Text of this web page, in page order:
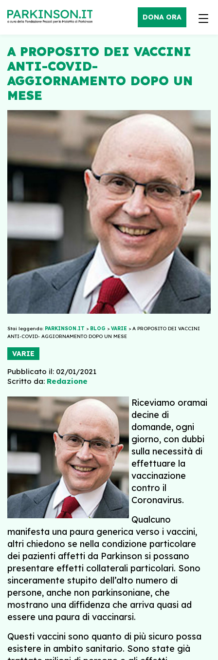
DONA ORA
A PROPOSITO DEI VACCINI
ANTI-COVID-
AGGIORNAMENTO DOPO UN
MESE
Stai leggendo: PARKINSON.IT > BLOG > VARIE > A PROPOSITO DEI VACCINI
ANTI-COVID- AGGIORNAMENTO DOPO UN MESE
VARIE
Pubblicato il: 02/01/2021
Scritto da: Redazione
Riceviamo oramai
decine di
domande, ogni
giorno, con dubbi
sulla necessità di
effettuare la
vaccinazione
contro il
Coronavirus.
Qualcuno
manifesta una paura generica verso i vaccini,
altri chiedono se nella condizione particolare
dei pazienti affetti da Parkinson si possano
presentare effetti collaterali particolari. Sono
sinceramente stupito dell’alto numero di
persone, anche non parkinsoniane, che
mostrano una diffidenza che arriva quasi ad
essere una paura di vaccinarsi.
Questi vaccini sono quanto di più sicuro possa
esistere in ambito sanitario. Sono state già